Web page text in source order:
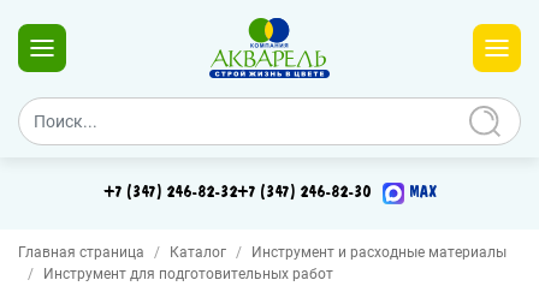
+7 (347) 246-82-32+7 (347) 246-82-30 MAX
Главная страница Каталог
Инструмент и расходные материалы
Инструмент для подготовительных работ